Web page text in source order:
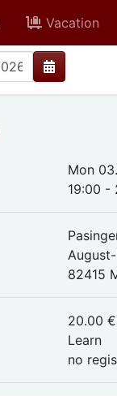
Vacation
Mon
19:00 -
82415
20.00 €
Learn
no